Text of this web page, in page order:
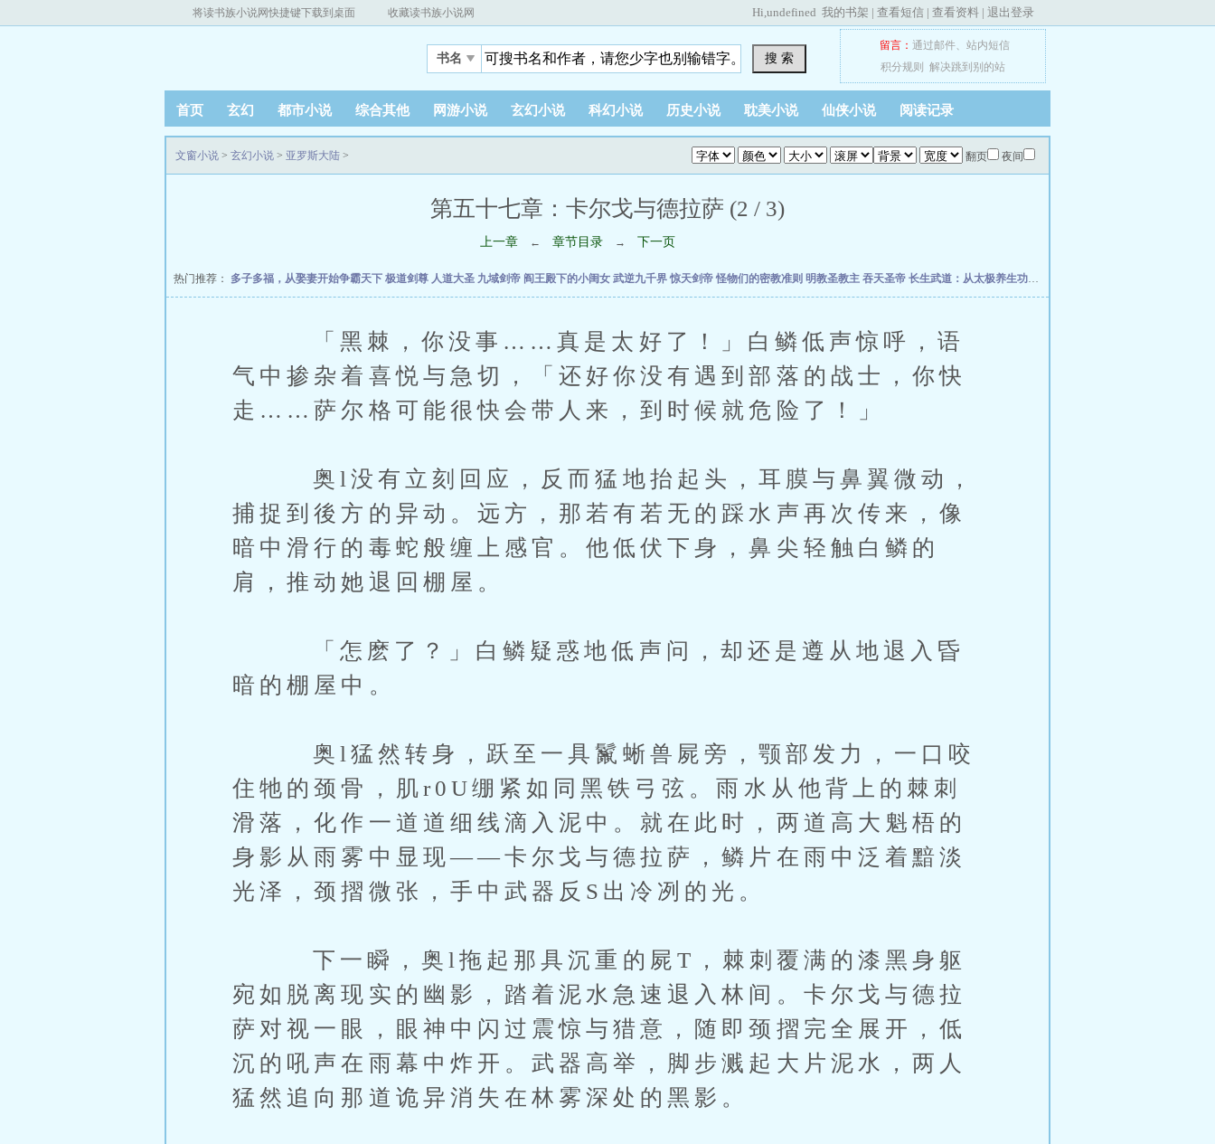
将读书族小说网快捷键下载到桌面 收藏读书族小说网 Hi,undefined 我的书架 | 查看短信 | 查看资料 | 退出登录
书名 搜 索
留言： 通过邮件、 站内短信
积分规则
解决跳到别的站
首页 玄幻 都市小说 综合其他 网游小说 玄幻小说 科幻小说 历史小说 耽美小说 仙侠小说 阅读记录
翻页 夜间
文窗小说 > 玄幻小说 > 亚罗斯大陆 >
第五十七章：卡尔戈与德拉萨 (2 / 3)
上一章 ← 章节目录 → 下一页
热门推荐： 多子多福，从娶妻开始争霸天下 极道剑尊 人道大圣 九域剑帝 阎王殿下的小闺女 武逆九千界惊天剑帝怪物们的密教准则 明教圣教主 吞天圣帝 长生武道：从太极养生功开始
「黑棘，你没事……真是太好了！」白鳞低声惊呼，语
气中掺杂着喜悦与急切，「还好你没有遇到部落的战士，你快
走……萨尔格可能很快会带人来，到时候就危险了！」
奥l没有立刻回应，反而猛地抬起头，耳膜与鼻翼微动，
捕捉到後方的异动。远方，那若有若无的踩水声再次传来，像
暗中滑行的毒蛇般缠上感官。他低伏下身，鼻尖轻触白鳞的
肩，推动她退回棚屋。
「怎麽了？」白鳞疑惑地低声问，却还是遵从地退入昏
暗的棚屋中。
奥l猛然转身，跃至一具鬣蜥兽屍旁，颚部发力，一口咬
住牠的颈骨，肌r0U绷紧如同黑铁弓弦。雨水从他背上的棘刺
滑落，化作一道道细线滴入泥中。就在此时，两道高大魁梧的
身影从雨雾中显现——卡尔戈与德拉萨，鳞片在雨中泛着黯淡
光泽，颈摺微张，手中武器反S出冷冽的光。
下一瞬，奥l拖起那具沉重的屍T，棘刺覆满的漆黑身躯
宛如脱离现实的幽影，踏着泥水急速退入林间。卡尔戈与德拉
萨对视一眼，眼神中闪过震惊与猎意，随即颈摺完全展开，低
沉的吼声在雨幕中炸开。武器高举，脚步溅起大片泥水，两人
猛然追向那道诡异消失在林雾深处的黑影。